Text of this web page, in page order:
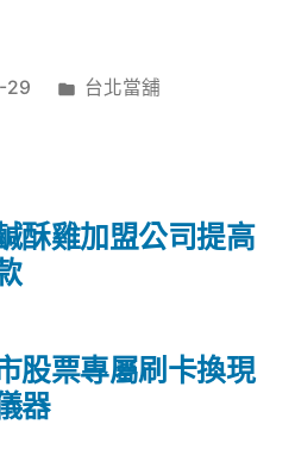
29
分
台北當舖
股票專屬刷卡換現
器
酥雞加盟公司提高